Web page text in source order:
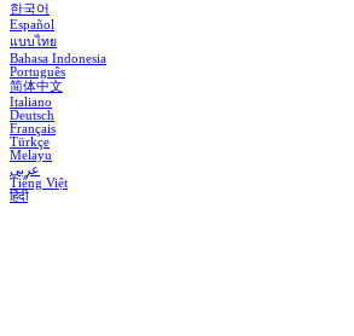
한국어
Español
แบบไทย
Bahasa Indonesia
Português
简体中文
Italiano
Deutsch
Français
Türkçe
Melayu
عربي
Tiếng Việt
हिंदी